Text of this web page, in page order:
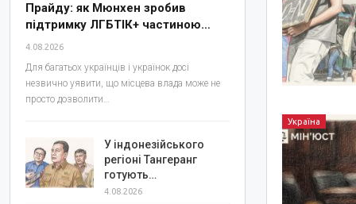
Україна
Прайду: як Мюнхен зробив
підтримку ЛГБТІК+ частиною…
4.08.2026
Для багатьох українців і українок досі
незвично уявити, що місцева влада може не
просто дозволити…
У індонезійського
регіоні Тангеранг
готують…
4.08.2026